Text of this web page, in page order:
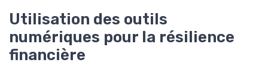
Utilisation des outils
numériques pour la résilience
financière